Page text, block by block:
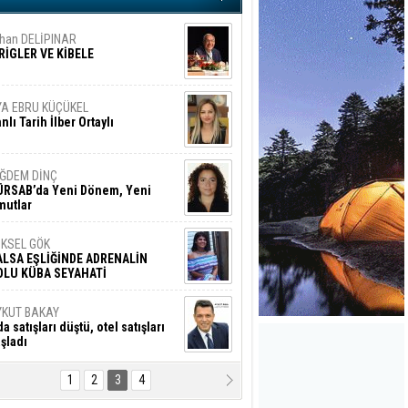
DELİPINAR
VE KİBELE
EBRU KÜÇÜKEL
Tarih İlber Ortaylı
DİNÇ
Yeni Dönem, Yeni
GÖK
EŞLİĞİNDE ADRENALİN
KÜBA SEYAHATİ
BAKAY
satışları düştü, otel satışları
GİRİŞİMCİLİK HİKAYESİ
1 2 3 4